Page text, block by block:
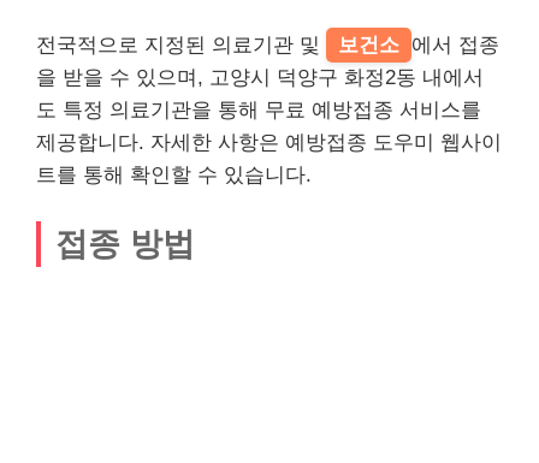
전국적으로 지정된 의료기관 및 보건소 에서 접종
을 받을 수 있으며, 고양시 덕양구 화정2동 내에서
도 특정 의료기관을 통해 무료 예방접종 서비스를
제공합니다. 자세한 사항은 예방접종 도우미 웹사이
트를 통해 확인할 수 있습니다.
접종 방법